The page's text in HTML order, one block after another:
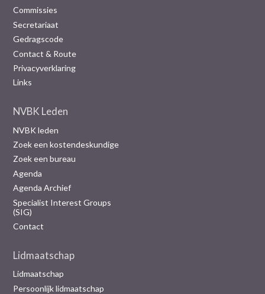
Commissies
Secretariaat
Gedragscode
Contact & Route
Privacyverklaring
Links
NVBK Leden
NVBK leden
Zoek een kostendeskundige
Zoek een bureau
Agenda
Agenda Archief
Specialist Interest Groups
(SIG)
Contact
Lidmaatschap
Lidmaatschap
Persoonlijk lidmaatschap